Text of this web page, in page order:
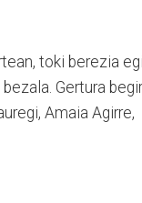
toki berezia
Gertura
Amaia Agirre,